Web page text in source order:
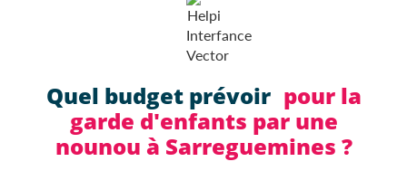
Quel budget prévoir pour la
garde d'enfants par une
nounou à Sarreguemines ?